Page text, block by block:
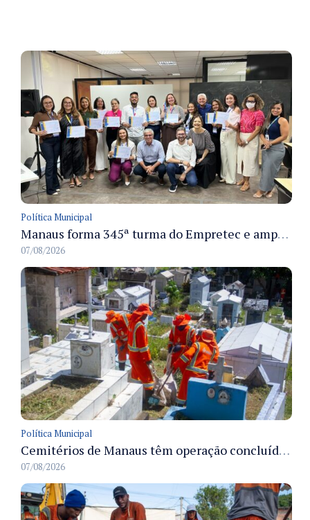
Política Municipal
Manaus forma 345ª turma do Empretec e amplia qualificação de empreendedores na cidade
07/08/2026
Política Municipal
Cemitérios de Manaus têm operação concluída e estrutura pronta para receber famílias no Dia dos Pais
07/08/2026